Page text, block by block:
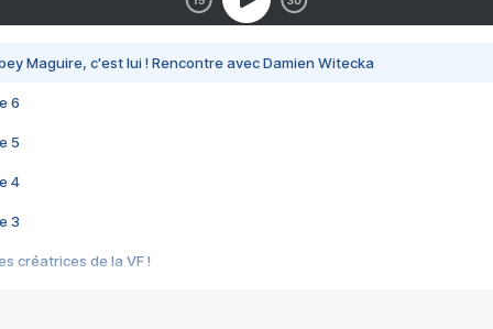
Maguire, c'est lui ! Rencontre avec Damien Witecka
6
5
4
3
créatrices de la VF !